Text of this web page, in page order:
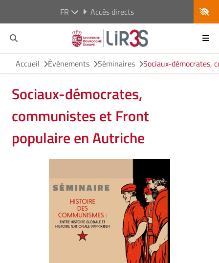
FR Accès directs
Accueil Événements Séminaires Sociaux-démocrates,
Sociaux-démocrates,
communistes et Front
populaire en Autriche